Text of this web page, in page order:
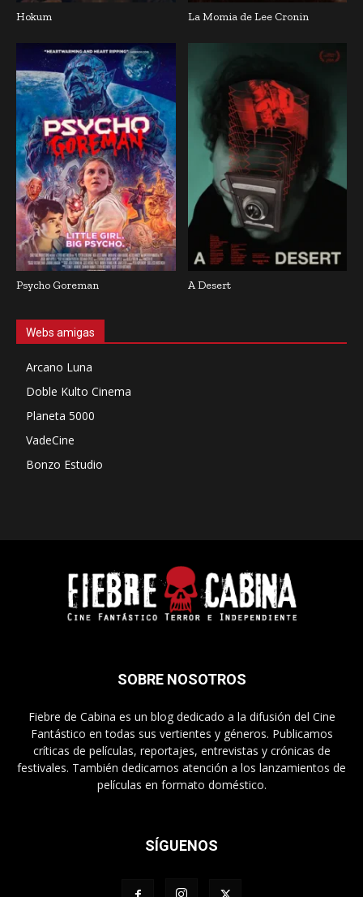
Hokum La Momia de Lee Cronin
Psycho Goreman A Desert
Webs amigas
Arcano Luna
Doble Kulto Cinema
Planeta 5000
VadeCine
Bonzo Estudio
SOBRE NOSOTROS
Fiebre de Cabina es un blog dedicado a la difusión del Cine
Fantástico en todas sus vertientes y géneros. Publicamos
críticas de películas, reportajes, entrevistas y crónicas de
festivales. También dedicamos atención a los lanzamientos de
películas en formato doméstico.
SÍGUENOS